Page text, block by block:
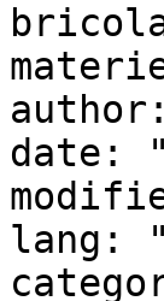
date:
lang: